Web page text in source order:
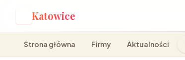
Katowice
Strona główna Firmy Aktualności